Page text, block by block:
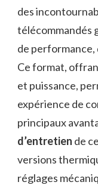
des
télécommandés
de performance,
Ce format,
et puissance,
expérience de
principaux
d’entretien de
versions
réglages